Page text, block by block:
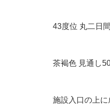
43度位 丸二日
茶褐色 見通し
施設入口の上